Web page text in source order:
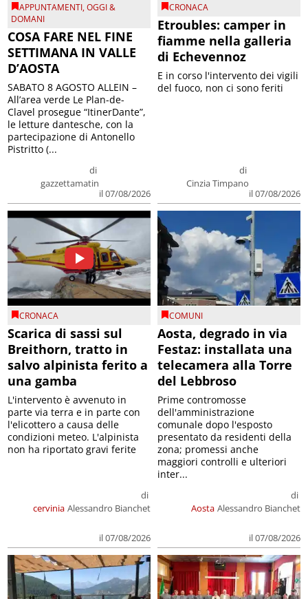
APPUNTAMENTI,OGGI &
DOMANI
COSA FARE NEL FINE
SETTIMANA IN VALLE
D’AOSTA
di
gazzettamatin
il 07/08/2026
SABATO 8 AGOSTO ALLEIN –
All’area verde Le Plan-de-
Clavel prosegue “ItinerDante”,
le letture dantesche, con la
partecipazione di Antonello
Pistritto (...
CRONACA
Etroubles: camper in
fiamme nella galleria
di Echevennoz
di
Cinzia Timpano
il 07/08/2026
E in corso l'intervento dei vigili
del fuoco, non ci sono feriti
CRONACA
Scarica di sassi sul
Breithorn, tratto in
salvo alpinista ferito a
una gamba
cervinia
di
Alessandro Bianchet
il 07/08/2026
L'intervento è avvenuto in
parte via terra e in parte con
l'elicottero a causa delle
condizioni meteo. L'alpinista
non ha riportato gravi ferite
COMUNI
Aosta, degrado in via
Festaz: installata una
telecamera alla Torre
del Lebbroso
Aosta
di
Alessandro Bianchet
il 07/08/2026
Prime contromosse
dell'amministrazione
comunale dopo l'esposto
presentato da residenti della
zona; promessi anche
maggiori controlli e ulteriori
inter...